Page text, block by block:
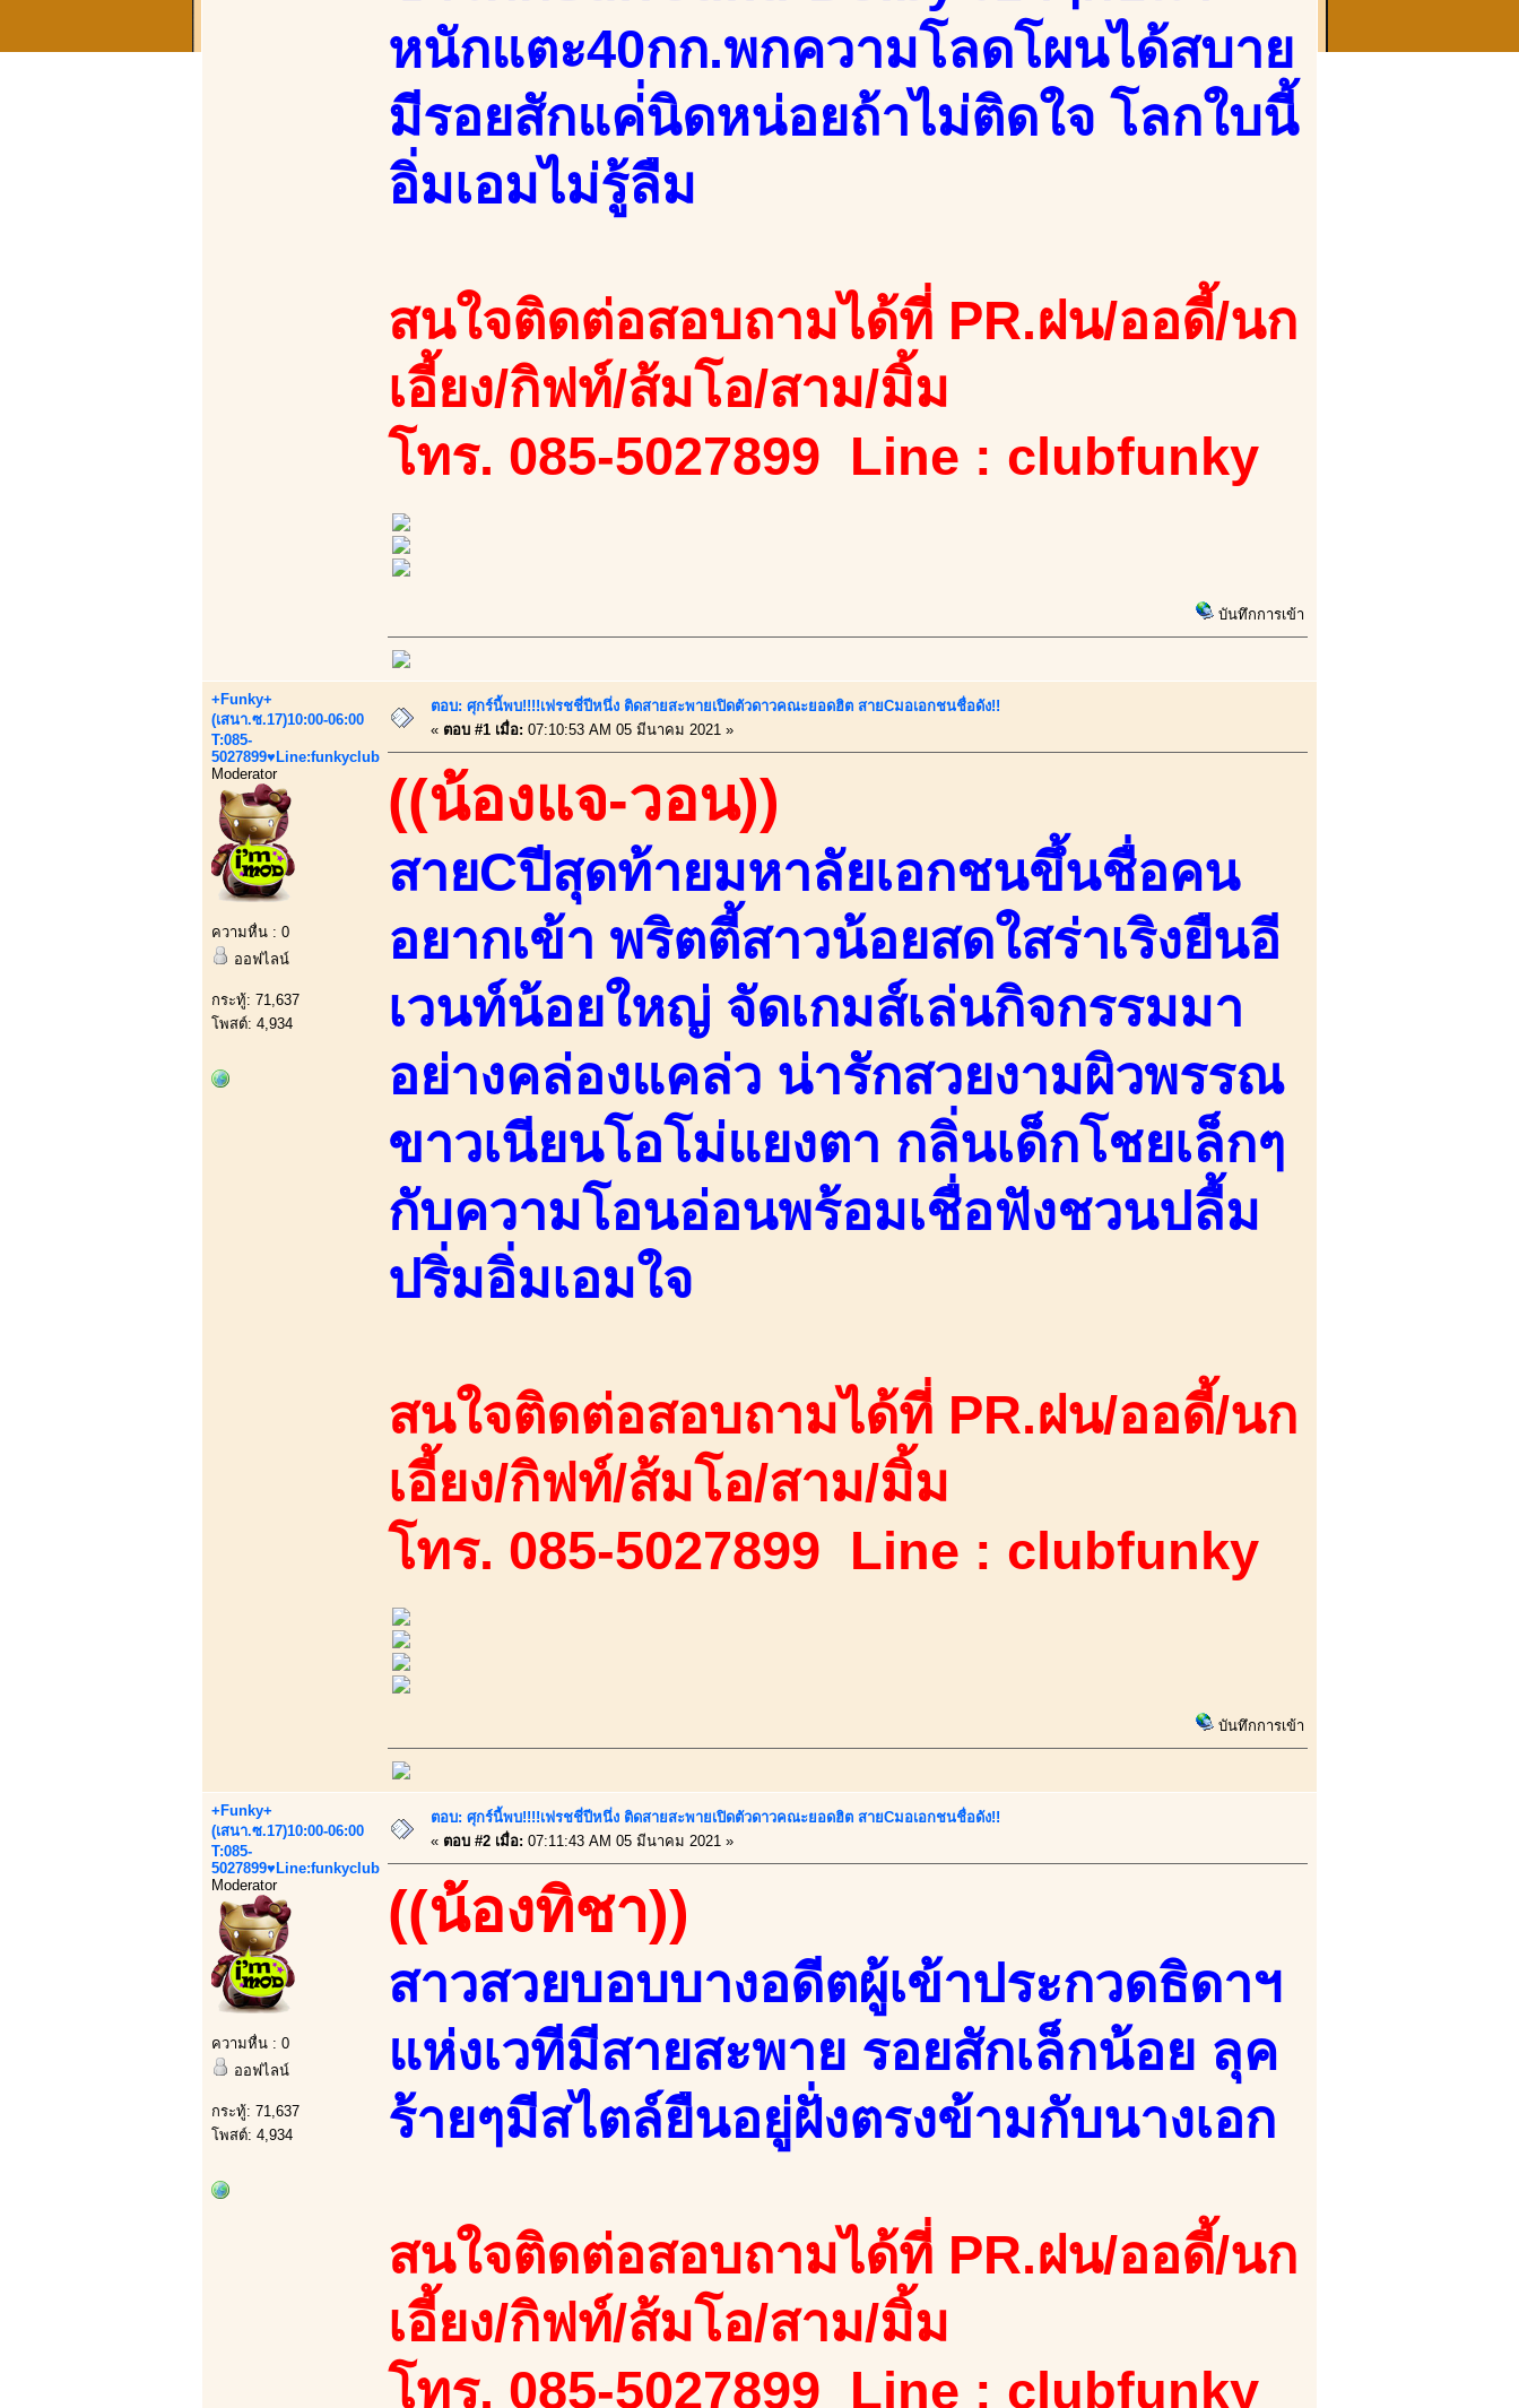
หนักแตะ40กก.พกความโลดโผนได้สบาย
มีรอยสักแค่่นิดหน่อยถ้าไม่ติดใจ โลกใบนี้
อิ่มเอมไม่รู้ลืม
สนใจติดต่อสอบถามได้ที่ PR.ฝน/ออดี้/นก
เอี้ยง/กิฟท์/ส้มโอ/สาม/มิ้ม
โทร. 085-5027899 Line : clubfunky
บันทึกการเข้า
+Funky+
(เสนา.ซ.17)10:00-06:00
T:085-
5027899♥Line:funkyclub
Moderator
ความหื่น : 0
ออฟไลน์
กระทู้: 71,637
โพสต์: 4,934
ตอบ: ศุกร์นี้พบ!!!!เฟรชชี่ปีหนึ่ง ติดสายสะพายเปิดตัวดาวคณะยอดฮิต สายCมอเอกชนชื่อดัง!!
« ตอบ #1 เมื่อ: 07:10:53 AM 05 มีนาคม 2021 »
((น้องแจ-วอน))
สายCปีสุดท้ายมหาลัยเอกชนขึ้นชื่อคน
อยากเข้า พริตตี้สาวน้อยสดใสร่าเริงยืนอี
เวนท์น้อยใหญ่ จัดเกมส์เล่นกิจกรรมมา
อย่างคล่องแคล่ว น่ารักสวยงามผิวพรรณ
ขาวเนียนโอโม่แยงตา กลิ่นเด็กโชยเล็กๆ
กับความโอนอ่อนพร้อมเชื่อฟังชวนปลื้ม
ปริ่มอิ่มเอมใจ
สนใจติดต่อสอบถามได้ที่ PR.ฝน/ออดี้/นก
เอี้ยง/กิฟท์/ส้มโอ/สาม/มิ้ม
โทร. 085-5027899 Line : clubfunky
บันทึกการเข้า
+Funky+
(เสนา.ซ.17)10:00-06:00
T:085-
5027899♥Line:funkyclub
Moderator
ความหื่น : 0
ออฟไลน์
กระทู้: 71,637
โพสต์: 4,934
ตอบ: ศุกร์นี้พบ!!!!เฟรชชี่ปีหนึ่ง ติดสายสะพายเปิดตัวดาวคณะยอดฮิต สายCมอเอกชนชื่อดัง!!
« ตอบ #2 เมื่อ: 07:11:43 AM 05 มีนาคม 2021 »
((น้องทิชา))
สาวสวยบอบบางอดีตผู้เข้าประกวดธิดาฯ
แห่งเวทีมีสายสะพาย รอยสักเล็กน้อย ลุค
ร้ายๆมีสไตล์ยืนอยู่ฝั่งตรงข้ามกับนางเอก
สนใจติดต่อสอบถามได้ที่ PR.ฝน/ออดี้/นก
เอี้ยง/กิฟท์/ส้มโอ/สาม/มิ้ม
โทร. 085-5027899 Line : clubfunky